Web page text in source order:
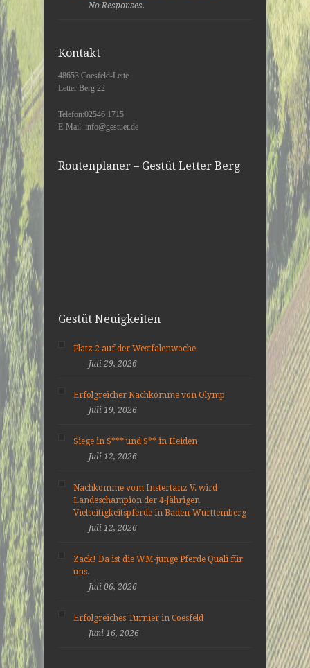
No Responses.
Kontakt
48653 Coesfeld-Lette
Letter Berg 22
Telefon:02546 1715
E-Mail: info@gestuet.de
Routenplaner – Gestüt Letter Berg
Gestüt Neuigkeiten
Platz 2 auf der Westfalenwoche
Juli 29, 2026
Erfolgreicher Nachkomme von Olymp
Juli 19, 2026
Siege in S*** und S** in Heiden
Juli 12, 2026
Nachkomme vom Instertanz V. wird
Landeschampion der 4-jährigen
Vielseitigkeitspferde in Baden-Württemberg
Juli 12, 2026
Zack! Da ist die WM-junge Pferde Quali für
uns.
Juli 06, 2026
Erfolgreiches Turnier in Coesfeld
Juni 16, 2026